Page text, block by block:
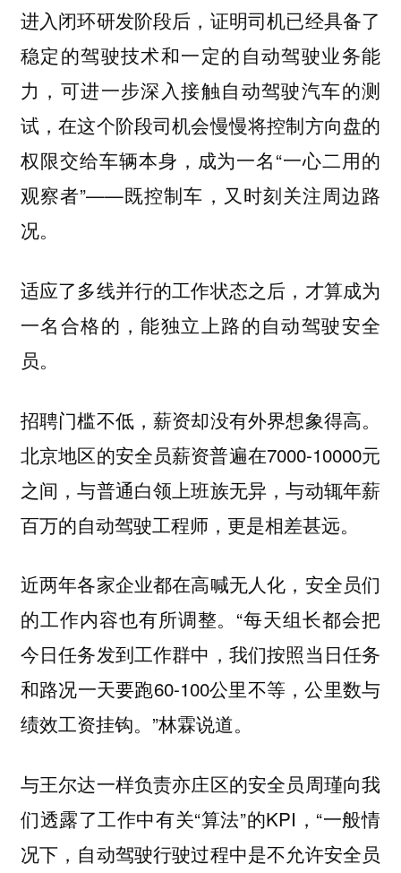
进入闭环研发阶段后，证明司机已经具备了
稳定的驾驶技术和一定的自动驾驶业务能
力，可进一步深入接触自动驾驶汽车的测
试，在这个阶段司机会慢慢将控制方向盘的
权限交给车辆本身，成为一名“一心二用的
观察者”——既控制车，又时刻关注周边路
况。
适应了多线并行的工作状态之后，才算成为
一名合格的，能独立上路的自动驾驶安全
员。
招聘门槛不低，薪资却没有外界想象得高。
北京地区的安全员薪资普遍在7000-10000元
之间，与普通白领上班族无异，与动辄年薪
百万的自动驾驶工程师，更是相差甚远。
近两年各家企业都在高喊无人化，安全员们
的工作内容也有所调整。“每天组长都会把
今日任务发到工作群中，我们按照当日任务
和路况一天要跑60-100公里不等，公里数与
绩效工资挂钩。”林霖说道。
与王尔达一样负责亦庄区的安全员周瑾向我
们透露了工作中有关“算法”的KPI，“一般情
况下，自动驾驶行驶过程中是不允许安全员